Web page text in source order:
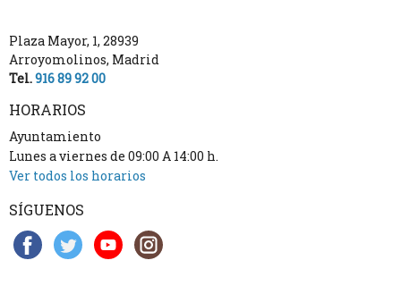
Plaza Mayor, 1, 28939
Arroyomolinos, Madrid
Tel.916 89 92 00
HORARIOS
Ayuntamiento
Lunes a viernes de 09:00 A 14:00 h.
Ver todos los horarios
SÍGUENOS